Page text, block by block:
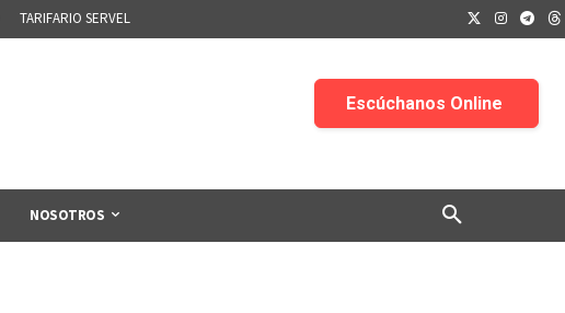
TARIFARIO SERVEL
NOSOTROS